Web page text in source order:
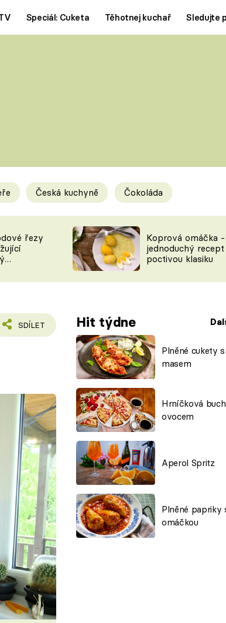
Speciál: Cuketa Těhotnej kuchař Sledujte
Novinky
ŠÉFREDAKTORKY
ČASOPIS
Prima
Sledujte
Česká kuchyně Čokoláda
řezy
Koprová omáčka -
jednoduchý recept
poctivou klasiku
SDÍLET Hit týdne
Plněné cukety
masem
Hrníčková
ovocem
Aperol Spritz
Plněné papriky
omáčkou